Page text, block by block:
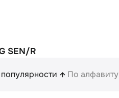
SEN/R
По алфавиту